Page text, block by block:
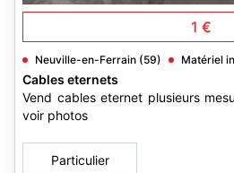
1 €
Neuville-en-Ferrain (59) Matériel
Cables eternets
Vend cables eternet plusieurs
voir photos
Particulier